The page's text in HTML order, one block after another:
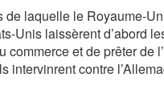
laquelle le Royaume-
Unis laissèrent d’abord
commerce et de prêter de
intervinrent contre